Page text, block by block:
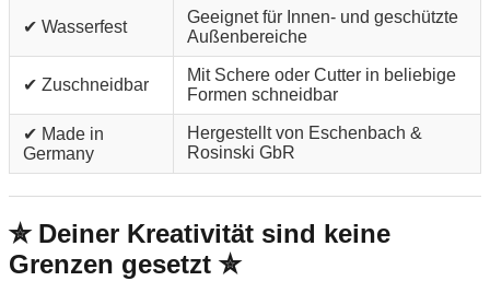
✔ Wasserfest
Geeignet für Innen- und geschützte
Außenbereiche
✔ Zuschneidbar
Mit Schere oder Cutter in beliebige
Formen schneidbar
✔ Made in
Germany
Hergestellt von Eschenbach &
Rosinski GbR
✮ Deiner Kreativität sind keine
Grenzen gesetzt ✮